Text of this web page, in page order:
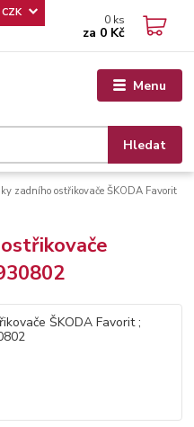
Menu
CZK
Hledat
0 ks
za 0 Kč
zadního ostřikovače ŠKODA Favorit